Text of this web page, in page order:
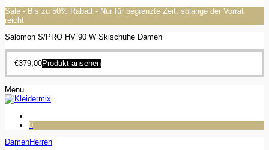
Sale - Bis zu 50% Rabatt - Nur für begrenzte Zeit, solange der Vorrat
reicht
Salomon S/PRO HV 90 W Skischuhe Damen
€379,00Produkt ansehen
Menu
0
DamenHerren